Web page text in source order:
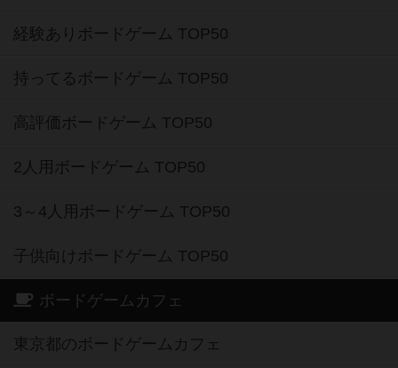
経験ありボードゲーム TOP50
持ってるボードゲーム TOP50
高評価ボードゲーム TOP50
2人用ボードゲーム TOP50
3～4人用ボードゲーム TOP50
子供向けボードゲーム TOP50
ボードゲームカフェ
東京都のボードゲームカフェ